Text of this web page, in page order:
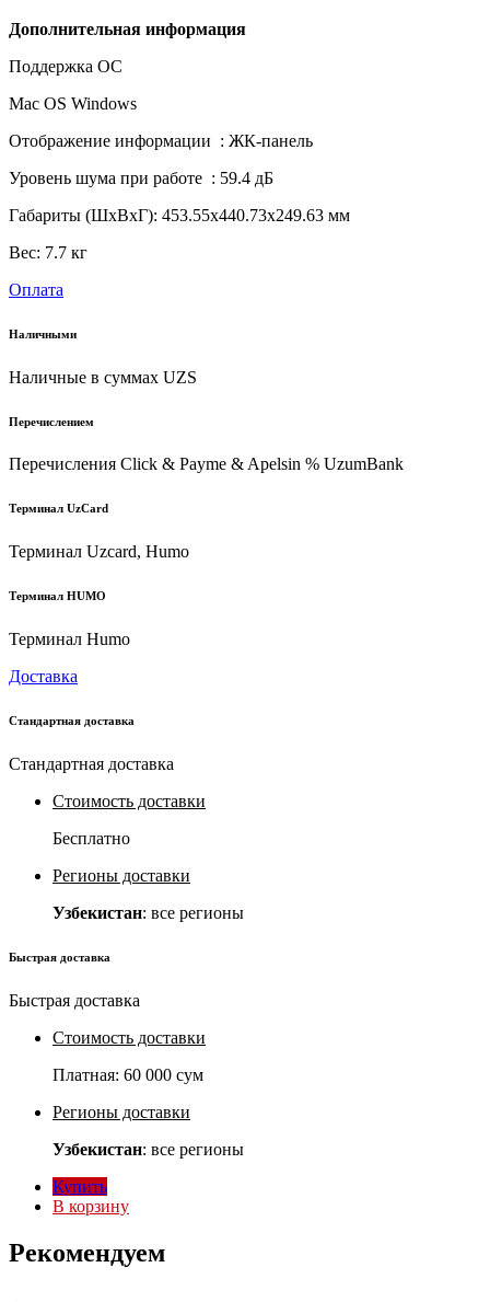
Дополнительная информация
Поддержка ОС
Mac OS Windows
Отображение информации : ЖК-панель
Уровень шума при работе : 59.4 дБ
Габариты (ШхВхГ): 453.55х440.73х249.63 мм
Вес: 7.7 кг
Оплата
Наличными
Наличные в суммах UZS
Перечислением
Перечисления Click & Payme & Apelsin % UzumBank
Терминал UzCard
Терминал Uzcard, Humo
Терминал HUMO
Терминал Humo
Доставка
Стандартная доставка
Стандартная доставка
Стоимость доставки
Бесплатно
Регионы доставки
Узбекистан: все регионы
Быстрая доставка
Быстрая доставка
Стоимость доставки
Платная: 60 000 сум
Регионы доставки
Узбекистан: все регионы
Купить
В корзину
Рекомендуем